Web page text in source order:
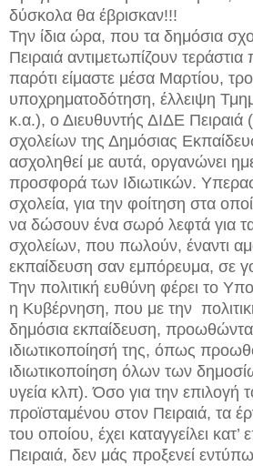
δύσκολα θα έβρισκαν!!!
Την ίδια ώρα, που τα δημόσια
Πειραιά αντιμετωπίζουν
παρότι είμαστε μέσα Μαρτίου,
υποχρηματοδότηση, έλλειψη
κ.α.), ο Διευθυντής ΔΙΔΕ Πειραιά
σχολείων της Δημόσιας
ασχοληθεί με αυτά, οργανώνει
προσφορά των Ιδιωτικών.
σχολεία, για την φοίτηση στα
να δώσουν ένα σωρό λεφτά για
σχολείων, που πωλούν, έναντι
εκπαίδευση σαν εμπόρευμα, σε
Την πολιτική ευθύνη φέρει το
η Κυβέρνηση, που με την
δημόσια εκπαίδευση,
ιδιωτικοποίησή της, όπως
ιδιωτικοποίηση όλων των
υγεία κλπ). Όσο για την επιλογή
προϊσταμένου στον Πειραιά, τα
του οποίου, έχει καταγγείλει
Πειραιά, δεν μάς προξενεί